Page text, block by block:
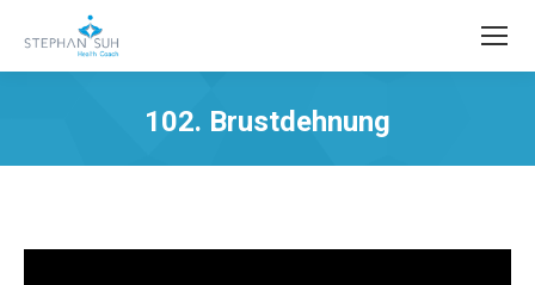
102. Brustdehnung